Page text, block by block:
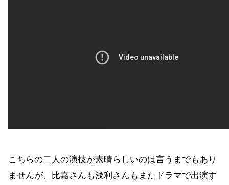
こちらの二人の演技が素晴らしいのは言うまでもあり
ませんが、比嘉さんも浅利さんもまたドラマで出演す